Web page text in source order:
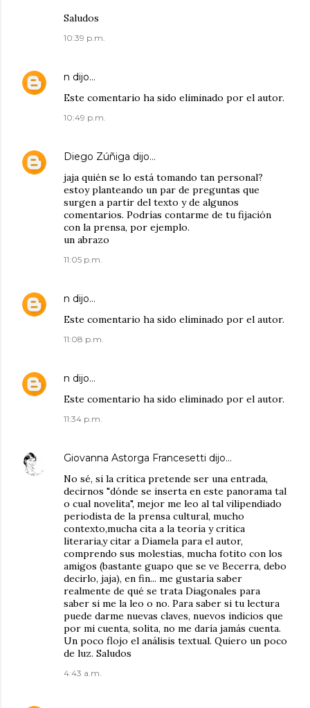
Saludos
10:39 p.m.
n dijo…
Este comentario ha sido eliminado por el autor.
10:49 p.m.
Diego Zúñiga dijo…
jaja quién se lo está tomando tan personal?
estoy planteando un par de preguntas que
surgen a partir del texto y de algunos
comentarios. Podrías contarme de tu fijación
con la prensa, por ejemplo.
un abrazo
11:05 p.m.
n dijo…
Este comentario ha sido eliminado por el autor.
11:08 p.m.
n dijo…
Este comentario ha sido eliminado por el autor.
11:34 p.m.
Giovanna Astorga Francesetti dijo…
No sé, si la crítica pretende ser una entrada,
decirnos "dónde se inserta en este panorama tal
o cual novelita", mejor me leo al tal vilipendiado
periodista de la prensa cultural, mucho
contexto,mucha cita a la teoría y critica
literaria,y citar a Diamela para el autor,
comprendo sus molestias, mucha fotito con los
amigos (bastante guapo que se ve Becerra, debo
decirlo, jaja), en fin... me gustaría saber
realmente de qué se trata Diagonales para
saber si me la leo o no. Para saber si tu lectura
puede darme nuevas claves, nuevos indicios que
por mi cuenta, solita, no me daría jamás cuenta.
Un poco flojo el análisis textual. Quiero un poco
de luz. Saludos
4:43 a.m.